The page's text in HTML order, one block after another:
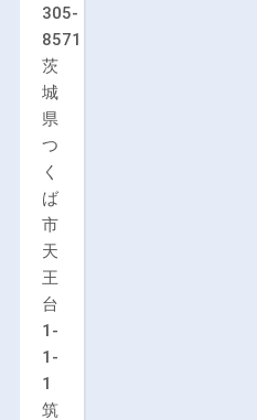
305-
8571
茨
城
県
つ
く
ば
市
天
王
台
1-
1-
1
筑